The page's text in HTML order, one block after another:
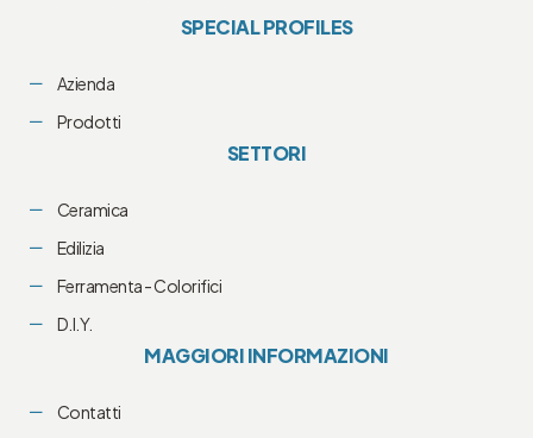
SPECIAL PROFILES
Azienda
Prodotti
SETTORI
Ceramica
Edilizia
Ferramenta - Colorifici
D.I.Y.
MAGGIORI INFORMAZIONI
Contatti